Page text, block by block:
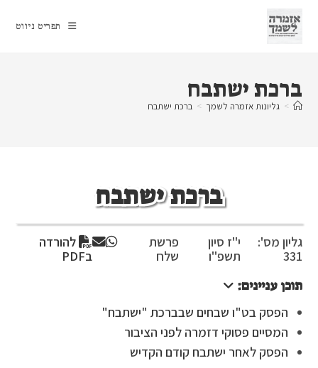
content
תפריט ניווט
ברכת ישתבח
> גליונות אזמרה לשמך > ברכת ישתבח
ברכת ישתבח
גליון מס':
331
י"ז סיון
תשפ"ו
פרשת
שלח
להורדה
בPDF
תוכן עניינים:
הפסק בט"ו שבחים שבברכת "ישתבח"
המסיים פסוקי דזמרה לפני הציבור
הפסק לאחר ישתבח קודם הקדיש